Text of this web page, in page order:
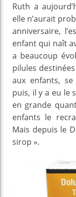
Ruth a
elle n’aurait
anniversaire,
enfant qui naît
a beaucoup
pilules
aux enfants, se
puis, il y a eu le
en grande
enfants le
Mais depuis le
sirop ».